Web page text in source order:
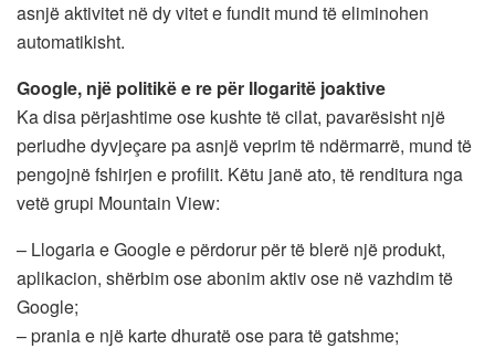
asnjë aktivitet në dy vitet e fundit mund të eliminohen
automatikisht.
Google, një politikë e re për llogaritë joaktive
Ka disa përjashtime ose kushte të cilat, pavarësisht një
periudhe dyvjeçare pa asnjë veprim të ndërmarrë, mund të
pengojnë fshirjen e profilit. Këtu janë ato, të renditura nga
vetë grupi Mountain View:
– Llogaria e Google e përdorur për të blerë një produkt,
aplikacion, shërbim ose abonim aktiv ose në vazhdim të
Google;
– prania e një karte dhuratë ose para të gatshme;